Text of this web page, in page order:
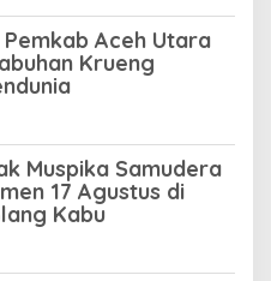
Aceh Utara
Krueng
Muspika Samudera
17 Agustus di
Kabu